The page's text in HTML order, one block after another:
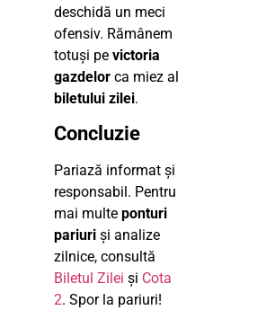
deschidă un meci
ofensiv. Rămânem
totuși pe victoria
gazdelor ca miez al
biletului zilei.
Concluzie
Pariază informat și
responsabil. Pentru
mai multe ponturi
pariuri și analize
zilnice, consultă
Biletul Zilei și Cota
2. Spor la pariuri!